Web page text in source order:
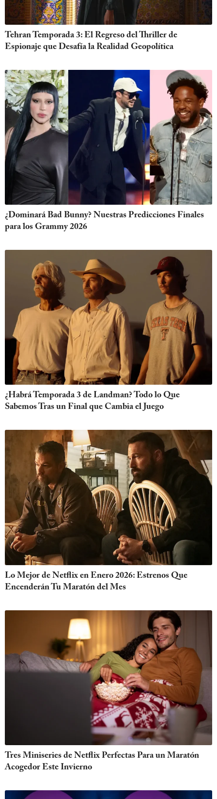
Tehran Temporada 3: El Regreso del Thriller de
Espionaje que Desafía la Realidad Geopolítica
¿Dominará Bad Bunny? Nuestras Predicciones Finales
para los Grammy 2026
¿Habrá Temporada 3 de Landman? Todo lo Que
Sabemos Tras un Final que Cambia el Juego
Lo Mejor de Netflix en Enero 2026: Estrenos Que
Encenderán Tu Maratón del Mes
Tres Miniseries de Netflix Perfectas Para un Maratón
Acogedor Este Invierno